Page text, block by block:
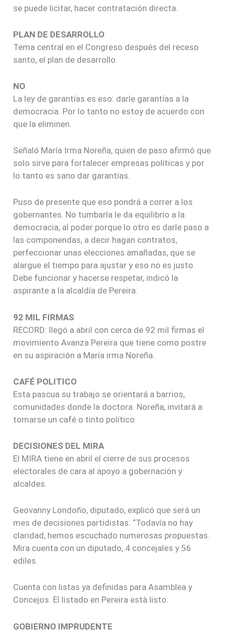
se puede licitar, hacer contratación directa.
PLAN DE DESARROLLO
Tema central en el Congreso después del receso
santo, el plan de desarrollo.
NO
La ley de garantías es eso: darle garantías a la
democracia. Por lo tanto no estoy de acuerdo con
que la eliminen.
Señaló María Irma Noreña, quien de paso afirmó que
solo sirve para fortalecer empresas políticas y por
lo tanto es sano dar garantías.
Puso de presente que eso pondrá a correr a los
gobernantes. No tumbarla le da equilibrio a la
democracia, al poder porque lo otro es darle paso a
las componendas, a decir hagan contratos,
perfeccionar unas elecciones amañadas, que se
alargue el tiempo para ajustar y eso no es justo.
Debe funcionar y hacerse respetar, indicó la
aspirante a la alcaldía de Pereira.
92 MIL FIRMAS
RECORD: llegó a abril con cerca de 92 mil firmas el
movimiento Avanza Pereira que tiene como postre
en su aspiración a María irma Noreña.
CAFÉ POLITICO
Esta pascua su trabajo se orientará a barrios,
comunidades donde la doctora Noreña, invitará a
tomarse un café o tinto político.
DECISIONES DEL MIRA
El MIRA tiene en abril el cierre de sus procesos
electorales de cara al apoyo a gobernación y
alcaldes.
Geovanny Londoño, diputado, explicó que será un
mes de decisiones partidistas. “Todavía no hay
claridad, hemos escuchado numerosas propuestas.
Mira cuenta con un diputado, 4 concejales y 56
ediles.
Cuenta con listas ya definidas para Asamblea y
Concejos. El listado en Pereira està listo.
GOBIERNO IMPRUDENTE